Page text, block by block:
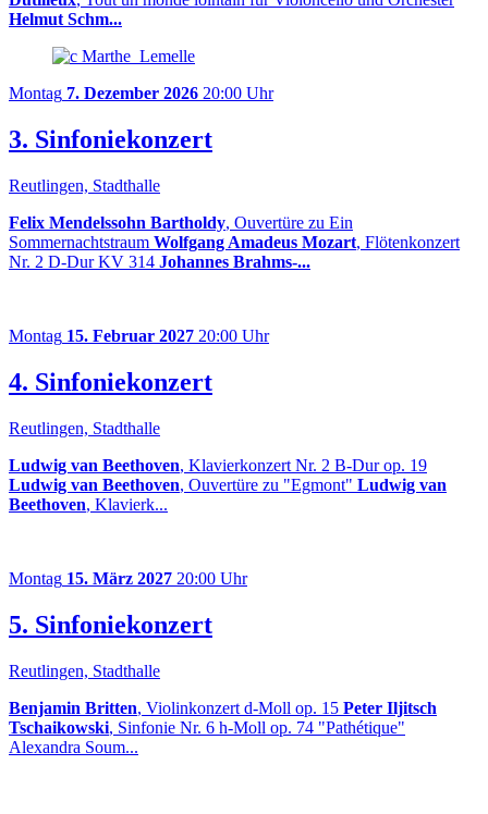
Helmut Schm...
Montag 7. Dezember 2026 20:00 Uhr
3. Sinfoniekonzert
Reutlingen, Stadthalle
Felix Mendelssohn Bartholdy, Ouvertüre zu Ein
Sommernachtstraum Wolfgang Amadeus Mozart, Flötenkonzert
Nr. 2 D-Dur KV 314 Johannes Brahms-...
Montag 15. Februar 2027 20:00 Uhr
4. Sinfoniekonzert
Reutlingen, Stadthalle
Ludwig van Beethoven, Klavierkonzert Nr. 2 B-Dur op. 19
Ludwig van Beethoven, Ouvertüre zu "Egmont" Ludwig van
Beethoven, Klavierk...
Montag 15. März 2027 20:00 Uhr
5. Sinfoniekonzert
Reutlingen, Stadthalle
Benjamin Britten, Violinkonzert d-Moll op. 15 Peter Iljitsch
Tschaikowski, Sinfonie Nr. 6 h-Moll op. 74 "Pathétique"
Alexandra Soum...